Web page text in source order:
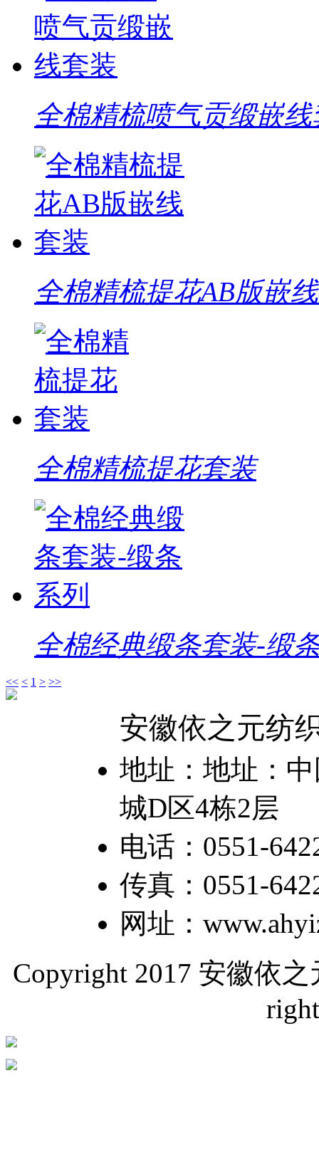
全棉精梳喷气贡缎嵌
全棉精梳提花AB版嵌
全棉精梳提花套装
全棉经典缎条套装-缎
<< < 1 > >>
安徽依之元纺
地址：地址：
城D区4栋2层
电话：0551-
传真：0551-
网址：
Copyright 2017 安徽依